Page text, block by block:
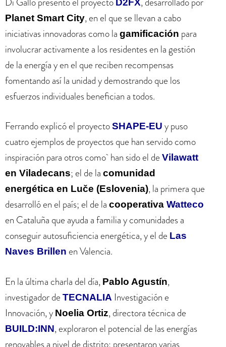
Planet Smart City, en el que se llevan a cabo
iniciativas innovadoras como la gamificación para
involucrar activamente a los residentes en la gestión
de la energía y en el que reciben recompensas
fomentando así la unidad y demostrando que los
esfuerzos individuales benefician a todos.
Ferrando explicó el proyectoSHAPE-EU y puso
cuatro ejemplos de proyectos que han servido como
inspiración para otros como han sido el de Vilawatt
en Viladecans; el de la comunidad
energética en Luče (Eslovenia), la primera que
desarrolló en el país; el de la cooperativa Watteco
en Cataluña que ayuda a familia y comunidades a
conseguir autosuficiencia energética, y el de Las
Naves Brillen en Valencia.
En la última charla del día, Pablo Agustín,
investigador de TECNALIA Investigación e
Innovación, y Noelia Ortiz, directora técnica de
BUILD:INN, exploraron el potencial de las energías
renovables a nivel de distrito; presentaron varias